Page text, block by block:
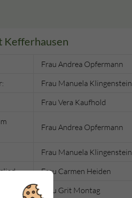
Frau Andrea Opfermann
Frau Manuela Klingenstein
Frau Vera Kaufhold
Frau Andrea Opfermann
Frau Manuela Klingenstein
Frau Carmen Heiden
Frau Grit Montag